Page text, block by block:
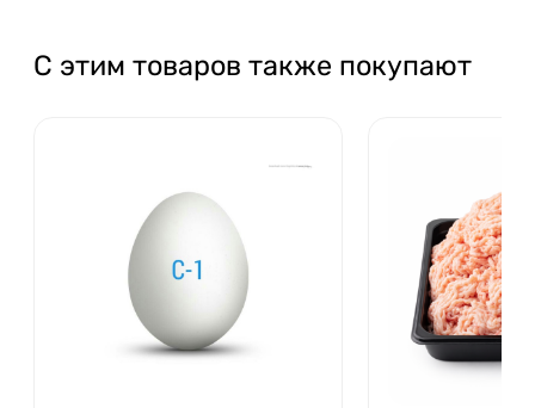
С этим товаров также покупают